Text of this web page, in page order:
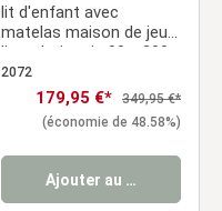
lit d'enfant avec
matelas maison de jeu
lit en bois gris 90 x 200
cm
2072
Prix de vente :
179,95 €* Prix régulier :
349,95 €*
(économie de 48.58%)
Ajouter au panier